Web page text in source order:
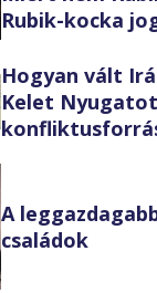
Rubik-kocka
Hogyan vált
Kelet
A
családok